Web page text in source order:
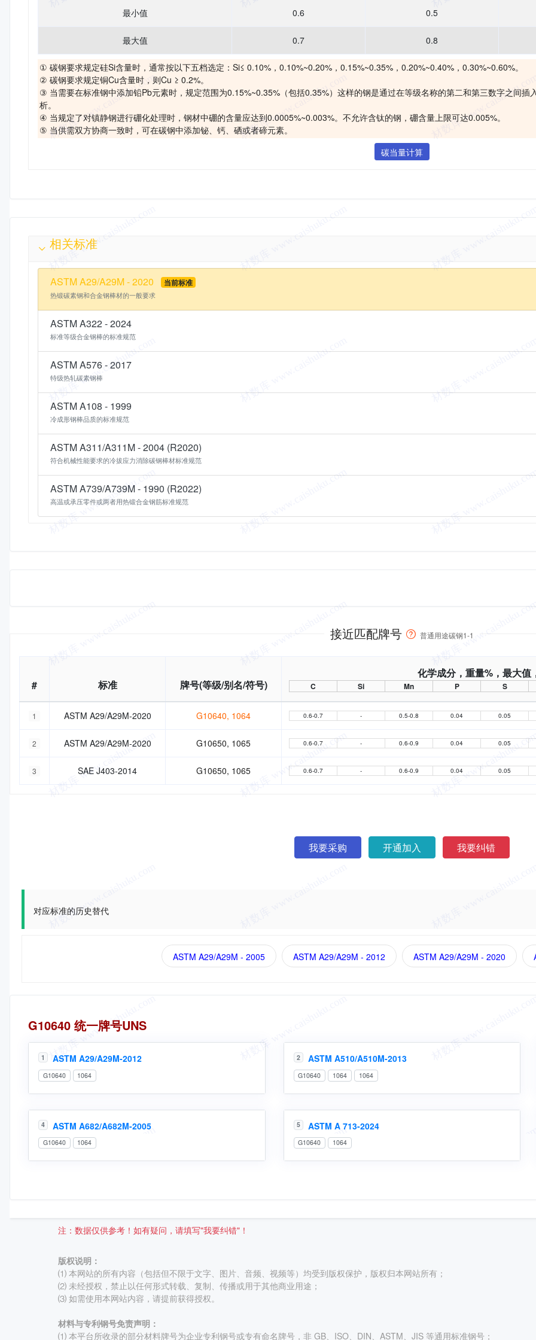
最小值 0.6 0.5
最大值 0.7 0.8
① 碳钢要求规定硅Si含量时，通常按以下五档选定：Si≤ 0.10%，0.10%~0.20%，0.15%~0.35%，0.20%~0.40%，0.30%~0.60%。
② 碳钢要求规定铜Cu含量时，则Cu ≥ 0.2%。
③ 当需要在标准钢中添加铅Pb元素时，规定范围为0.15%~0.35%（包括0.35%）这样的钢是通过在等级名称的第二和第三数字之间
析。
④ 当规定了对镇静钢进行硼化处理时，钢材中硼的含量应达到0.0005%~0.003%。不允许含钛的钢，硼含量上限可达0.005%。
⑤ 当供需双方协商一致时，可在碳钢中添加铋、钙、硒或者碲元素。
碳当量计算
相关标准相关标准
ASTM A29/A29M - 2020 当前标准
热锻碳素钢和合金钢棒材的一般要求
ASTM A322 - 2024
标准等级合金钢棒的标准规范
ASTM A576 - 2017
特级热轧碳素钢棒
ASTM A108 - 1999
冷成形钢棒品质的标准规范
ASTM A311/A311M - 2004 (R2020)
符合机械性能要求的冷拔应力消除碳钢棒材标准规范
ASTM A739/A739M - 1990 (R2022)
高温或承压零件或两者用热锻合金钢筋标准规范
接近匹配牌号 普通用途碳钢1-1
# 标准 牌号(等级/别名/符号)
化学成分，重量%，最大值
C Si Mn P S
1 ASTM A29/A29M-2020 G10640, 1064 0.6-0.7 - 0.5-0.8 0.04 0.05
2 ASTM A29/A29M-2020 G10650, 1065 0.6-0.7 - 0.6-0.9 0.04 0.05
3 SAE J403-2014 G10650, 1065 0.6-0.7 - 0.6-0.9 0.04 0.05
我要采购 开通加入 我要纠错
对应标准的历史替代
ASTM A29/A29M - 2005 ASTM A29/A29M - 2012 ASTM A29/A29M - 2020
统一牌号
G10640 统一牌号UNS
1 ASTM A29/A29M-2012
G10640 1064
2 ASTM A510/A510M-2013
G10640 1064 1064
4 ASTM A682/A682M-2005
G10640 1064
5 ASTM A 713-2024
G10640 1064
注：数据仅供参考！如有疑问，请填写"我要纠错"！
版权说明：
⑴ 本网站的所有内容（包括但不限于文字、图片、音频、视频等）均受到版权保护，版权归本网站所有；
⑵ 未经授权，禁止以任何形式转载、复制、传播或用于其他商业用途；
⑶ 如需使用本网站内容，请提前获得授权。
材料与专利钢号免责声明：
⑴ 本平台所收录的部分材料牌号为企业专利钢号或专有命名牌号，非 GB、ISO、DIN、ASTM、JIS 等通用标准钢号；